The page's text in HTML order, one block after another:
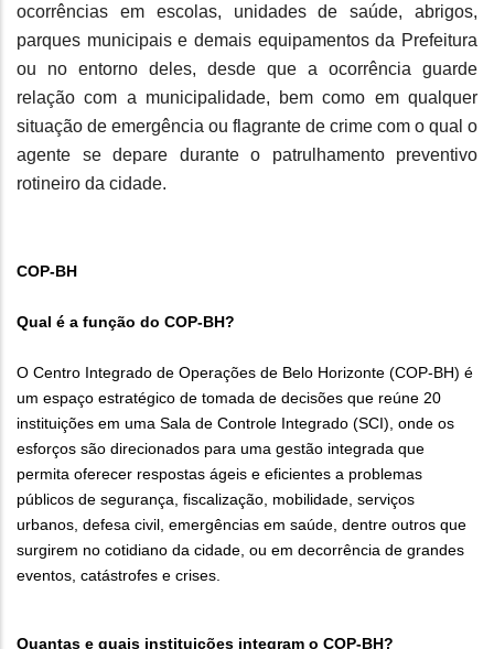
ocorrências em escolas, unidades de saúde, abrigos,
parques municipais e demais equipamentos da Prefeitura
ou no entorno deles, desde que a ocorrência guarde
relação com a municipalidade, bem como em qualquer
situação de emergência ou flagrante de crime com o qual o
agente se depare durante o patrulhamento preventivo
rotineiro da cidade.
COP-BH
Qual é a função do COP-BH?
O Centro Integrado de Operações de Belo Horizonte (COP-BH) é
um espaço estratégico de tomada de decisões que reúne 20
instituições em uma Sala de Controle Integrado (SCI), onde os
esforços são direcionados para uma gestão integrada que
permita oferecer respostas ágeis e eficientes a problemas
públicos de segurança, fiscalização, mobilidade, serviços
urbanos, defesa civil, emergências em saúde, dentre outros que
surgirem no cotidiano da cidade, ou em decorrência de grandes
eventos, catástrofes e crises.
Quantas e quais instituições integram o COP-BH?